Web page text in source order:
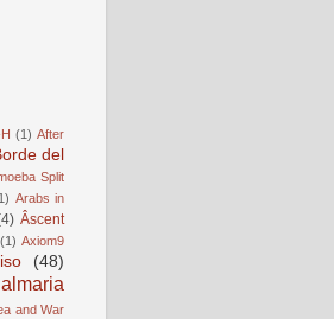
(1) After
del
Split
Arabs in
Âscent
(1) Axiom9
(48)
and War